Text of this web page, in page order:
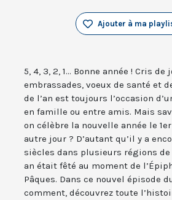
Ajouter à ma
5, 4, 3, 2, 1... Bonne année ! Cris
embrassades, voeux de santé et
de l’an est toujours l’occasion
en famille ou entre amis. Mais
on célèbre la nouvelle année le
autre jour ? D’autant qu’il y a
siècles dans plusieurs régions de
an était fêté au moment de
Pâques. Dans ce nouvel épisode
comment, découvrez toute